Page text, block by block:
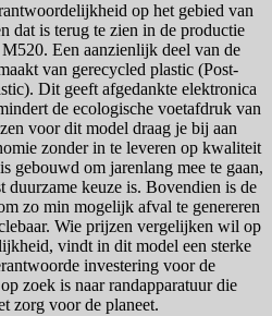
op het gebied van
dat is terug te zien in de productie
Een aanzienlijk deel van de
van gerecycled plastic (Post-
Dit geeft afgedankte elektronica
de ecologische voetafdruk van
voor dit model draag je bij aan
zonder in te leveren op kwaliteit
gebouwd om jarenlang mee te gaan,
duurzame keuze is. Bovendien is de
zo min mogelijk afval te genereren
Wie prijzen vergelijken wil op
vindt in dit model een sterke
investering voor de
zoek is naar randapparatuur die
zorg voor de planeet.